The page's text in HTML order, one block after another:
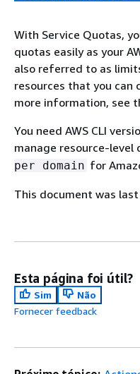
With Service Quotas,
quotas easily as your
also referred to as
resources that you can
more information, see
You need AWS CLI
manage resource-level
per domain for
This document was
Esta página foi útil?
Sim
Não
Fornecer feedback